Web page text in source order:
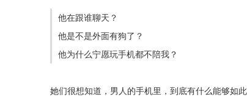
他在跟谁聊天？
他是不是外面有狗了？
他为什么宁愿玩手机都不陪我？
她们很想知道，男人的手机里，到底有什么能够如此